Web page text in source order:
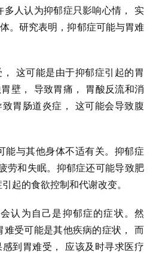
人认为抑郁症只影响心情， 实
。研究表明，抑郁症可能与胃难
这可能是由于抑郁症引起的胃
壁， 导致胃痛， 胃酸反流和消
胃肠道炎症， 这可能会导致腹
能与其他身体不适有关。抑郁症
劳和失眠。抑郁症还可能导致肥
起的食欲控制和代谢改变。
认为自己是抑郁症的症状。然
受可能是其他疾病的症状， 而
到胃难受， 应该及时寻求医疗